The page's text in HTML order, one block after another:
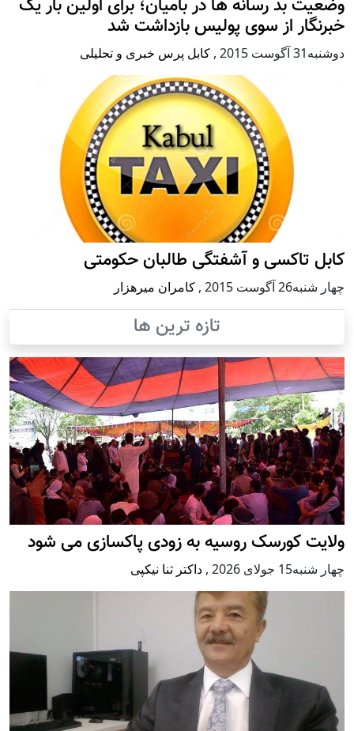
وضعیت بد رسانه ها در بامیان؛ برای اولین بار یک
خبرنگار از سوی پولیس بازداشت شد
دوشنبه31 آگوست 2015 , کابل پرس خبری و تحلیلی
کابل تاکسی و آشفتگی طالبان حکومتی
چهار شنبه26 آگوست 2015 , کامران میرهزار
تازه ترین ها
ولایت کورسک روسیه به زودی پاکسازی می شود
چهار شنبه15 جولای 2026 , داکتر ثنا نیکپی